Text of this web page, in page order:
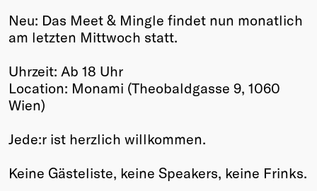
Past
Annual
Neu: Das Meet & Mingle findet nun monatlich
am letzten Mittwoch statt.
Uhrzeit: Ab 18 Uhr
Location: Monami (Theobaldgasse 9, 1060
Wien)
Jede:r ist herzlich willkommen.
Keine Gästeliste, keine Speakers, keine Frinks.